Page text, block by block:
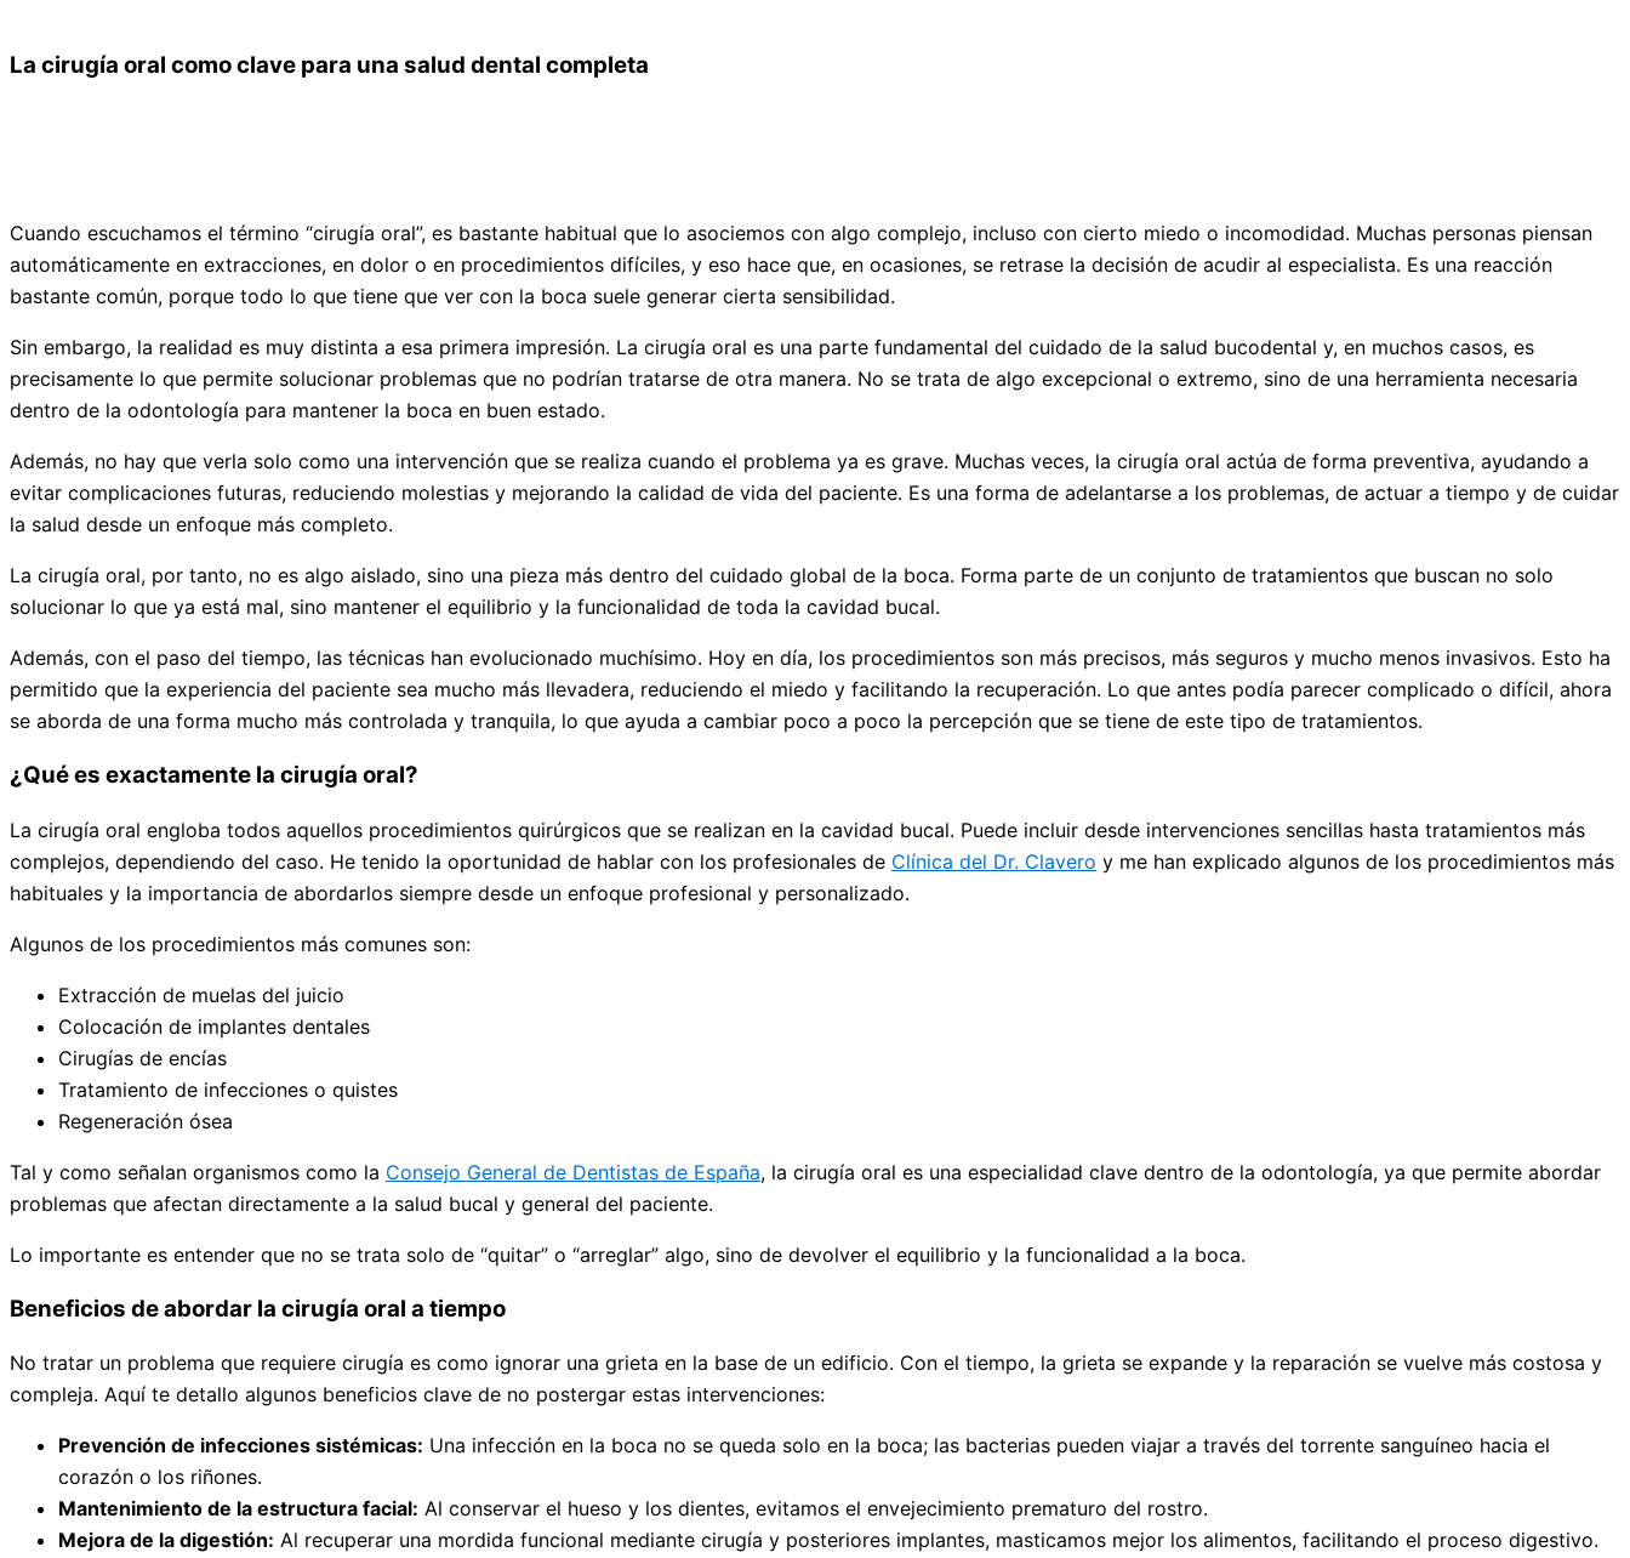
La cirugía oral como clave para una salud dental completa
Cuando escuchamos el término “cirugía oral”, es bastante habitual que lo asociemos con algo complejo, incluso con cierto miedo o incomodidad. Muchas personas piensan
automáticamente en extracciones, en dolor o en procedimientos difíciles, y eso hace que, en ocasiones, se retrase la decisión de acudir al especialista. Es una reacción
bastante común, porque todo lo que tiene que ver con la boca suele generar cierta sensibilidad.
Sin embargo, la realidad es muy distinta a esa primera impresión. La cirugía oral es una parte fundamental del cuidado de la salud bucodental y, en muchos casos, es
precisamente lo que permite solucionar problemas que no podrían tratarse de otra manera. No se trata de algo excepcional o extremo, sino de una herramienta necesaria
dentro de la odontología para mantener la boca en buen estado.
Además, no hay que verla solo como una intervención que se realiza cuando el problema ya es grave. Muchas veces, la cirugía oral actúa de forma preventiva, ayudando a
evitar complicaciones futuras, reduciendo molestias y mejorando la calidad de vida del paciente. Es una forma de adelantarse a los problemas, de actuar a tiempo y de cuidar
la salud desde un enfoque más completo.
La cirugía oral, por tanto, no es algo aislado, sino una pieza más dentro del cuidado global de la boca. Forma parte de un conjunto de tratamientos que buscan no solo
solucionar lo que ya está mal, sino mantener el equilibrio y la funcionalidad de toda la cavidad bucal.
Además, con el paso del tiempo, las técnicas han evolucionado muchísimo. Hoy en día, los procedimientos son más precisos, más seguros y mucho menos invasivos. Esto ha
permitido que la experiencia del paciente sea mucho más llevadera, reduciendo el miedo y facilitando la recuperación. Lo que antes podía parecer complicado o difícil, ahora
se aborda de una forma mucho más controlada y tranquila, lo que ayuda a cambiar poco a poco la percepción que se tiene de este tipo de tratamientos.
¿Qué es exactamente la cirugía oral?
La cirugía oral engloba todos aquellos procedimientos quirúrgicos que se realizan en la cavidad bucal. Puede incluir desde intervenciones sencillas hasta tratamientos más
complejos, dependiendo del caso. He tenido la oportunidad de hablar con los profesionales de Clínica del Dr. Clavero y me han explicado algunos de los procedimientos más
habituales y la importancia de abordarlos siempre desde un enfoque profesional y personalizado.
Algunos de los procedimientos más comunes son:
Extracción de muelas del juicio
Colocación de implantes dentales
Cirugías de encías
Tratamiento de infecciones o quistes
Regeneración ósea
Tal y como señalan organismos como la Consejo General de Dentistas de España, la cirugía oral es una especialidad clave dentro de la odontología, ya que permite abordar
problemas que afectan directamente a la salud bucal y general del paciente.
Lo importante es entender que no se trata solo de “quitar” o “arreglar” algo, sino de devolver el equilibrio y la funcionalidad a la boca.
Beneficios de abordar la cirugía oral a tiempo
No tratar un problema que requiere cirugía es como ignorar una grieta en la base de un edificio. Con el tiempo, la grieta se expande y la reparación se vuelve más costosa y
compleja. Aquí te detallo algunos beneficios clave de no postergar estas intervenciones:
Prevención de infecciones sistémicas: Una infección en la boca no se queda solo en la boca; las bacterias pueden viajar a través del torrente sanguíneo hacia el
corazón o los riñones.
Mantenimiento de la estructura facial: Al conservar el hueso y los dientes, evitamos el envejecimiento prematuro del rostro.
Mejora de la digestión: Al recuperar una mordida funcional mediante cirugía y posteriores implantes, masticamos mejor los alimentos, facilitando el proceso digestivo.